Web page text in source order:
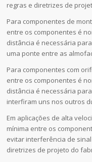
regras e diretrizes de
Para componentes de
entre os componentes é
distância é necessária
uma ponte entre as
Para componentes com
entre os componentes é
distância é necessária
interfiram uns nos outros
Em aplicações de alta
mínima entre os
evitar interferência de
diretrizes de projeto do